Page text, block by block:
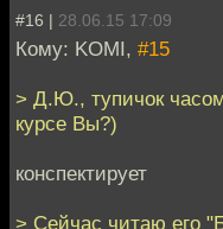
#16 | 28.06.15 17:09
Кому: KOMI, #15
> Д.Ю., тупичок
курсе Вы?)
конспектирует
> Сейчас читаю его